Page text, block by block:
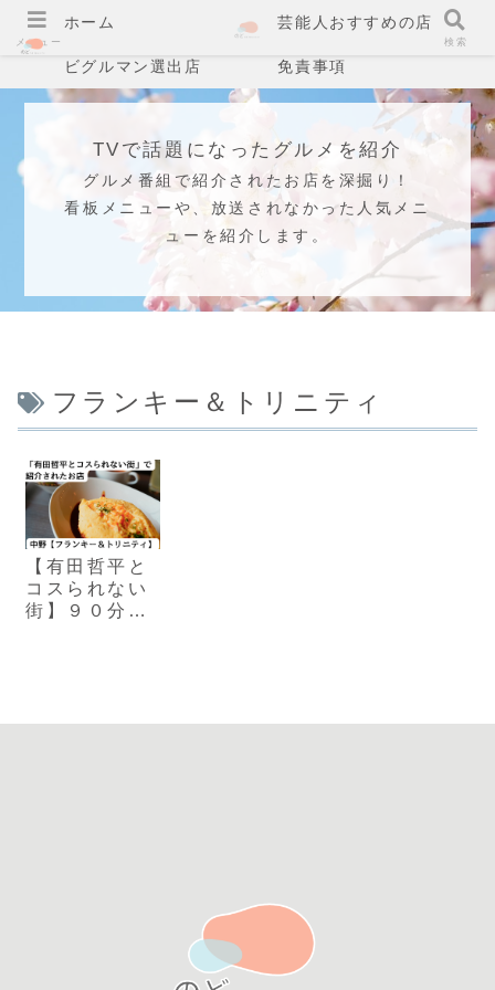
ホーム 芸能人おすすめの店
ビグルマン選出店 免責事項
TVで話題になったグルメを紹介
グルメ番組で紹介されたお店を深掘り！
看板メニューや、放送されなかった人気メニ
ューを紹介します。
フランキー＆トリニティ
【有田哲平と
コスられない
街】９０分だ
メニュー 検索